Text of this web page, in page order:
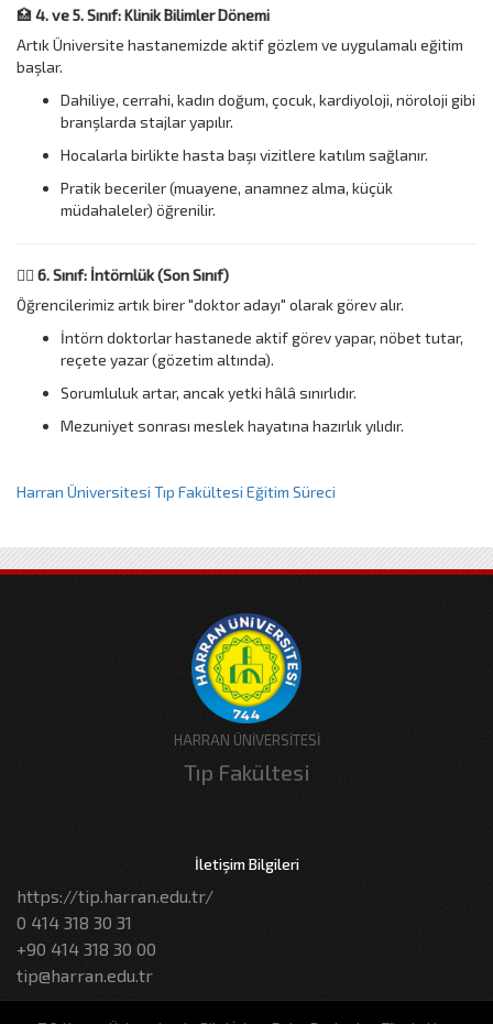
🏥4. ve 5. Sınıf: Klinik Bilimler Dönemi
Artık Üniversite hastanemizde aktif gözlem ve uygulamalı eğitim
başlar.
Dahiliye, cerrahi, kadın doğum, çocuk, kardiyoloji, nöroloji gibi
branşlarda stajlar yapılır.
Hocalarla birlikte hasta başı vizitlere katılım sağlanır.
Pratik beceriler (muayene, anamnez alma, küçük
müdahaleler) öğrenilir.
👩‍⚕️ 6. Sınıf: İntörnlük (Son Sınıf)
Öğrencilerimiz artık birer "doktor adayı" olarak görev alır.
İntörn doktorlar hastanede aktif görev yapar, nöbet tutar,
reçete yazar (gözetim altında).
Sorumluluk artar, ancak yetki hâlâ sınırlıdır.
Mezuniyet sonrası meslek hayatına hazırlık yılıdır.
Harran Üniversitesi Tıp Fakültesi Eğitim Süreci
HARRAN ÜNİVERSİTESİ
Tıp Fakültesi
İletişim Bilgileri
https://tip.harran.edu.tr/
0 414 318 30 31
+90 414 318 30 00
tip@harran.edu.tr